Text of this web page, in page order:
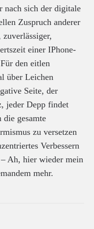
nach sich der digitale
Zuspruch anderer
einer IPhone-
den eitlen
über Leichen
Seite, der
jeder Depp findet
gesamte
zu versetzen
Verbessern
Ah, hier wieder mein
mehr.